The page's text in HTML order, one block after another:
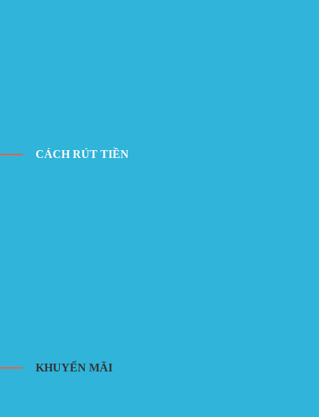
CÁCH RÚT TIỀN
KHUYẾN MÃI